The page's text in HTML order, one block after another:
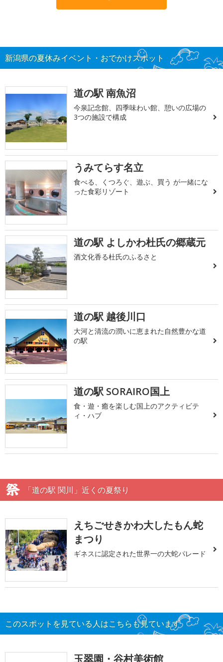
新潟県の夏休みイベント・おでかけスポット
道の駅 南魚沼
今泉記念館、四季味わい館、憩いの広場の
3つの施設で構成
うみてらす名立
食べる、くつろぐ、遊ぶ、買う が一緒にな
った食彩リゾート
道の駅 よしかわ杜氏の郷蔵元
酒文化香る杜氏のふるさと
道の駅 越後川口
大河と清流の潤いに恵まれた自然豊かな道
の駅
道の駅 SORAIRO国上
食・遊・癒を楽しむ国上のアクティビテ
ィ・ハブ
「道の駅 関川」近くの夏祭り
えちごせきかわ大したもん蛇
まつり
ギネスに認定された世界一の大蛇パレード
このスポットを見ている人はこちらも見ています
玉翠園・谷村美術館